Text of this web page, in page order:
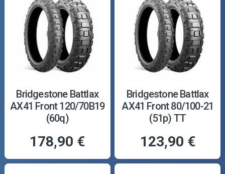
Bridgestone Battlax
AX41 Front 120/70B19
(60q)
178,90 €
Bridgestone Battlax
AX41 Front 80/100-21
(51p) TT
123,90 €